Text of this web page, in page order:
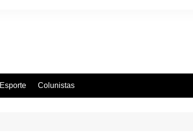
Esporte Colunistas